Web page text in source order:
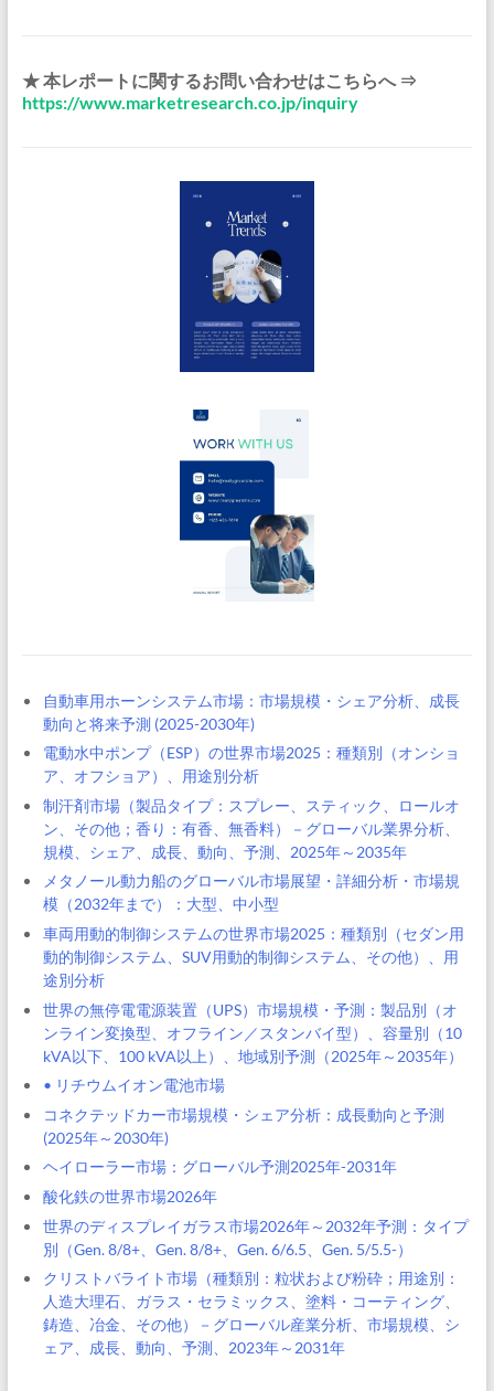
★ 本レポートに関するお問い合わせはこちらへ ⇒
https://www.marketresearch.co.jp/inquiry
自動車用ホーンシステム市場：市場規模・シェア分析、成長
動向と将来予測 (2025-2030年)
電動水中ポンプ（ESP）の世界市場2025：種類別（オンショ
ア、オフショア）、用途別分析
制汗剤市場（製品タイプ：スプレー、スティック、ロールオ
ン、その他；香り：有香、無香料）－グローバル業界分析、
規模、シェア、成長、動向、予測、2025年～2035年
メタノール動力船のグローバル市場展望・詳細分析・市場規
模（2032年まで）：大型、中小型
車両用動的制御システムの世界市場2025：種類別（セダン用
動的制御システム、SUV用動的制御システム、その他）、用
途別分析
世界の無停電電源装置（UPS）市場規模・予測：製品別（オ
ンライン変換型、オフライン／スタンバイ型）、容量別（10
kVA以下、100 kVA以上）、地域別予測（2025年～2035年）
• リチウムイオン電池市場
コネクテッドカー市場規模・シェア分析：成長動向と予測
(2025年～2030年)
ヘイローラー市場：グローバル予測2025年-2031年
酸化鉄の世界市場2026年
世界のディスプレイガラス市場2026年～2032年予測：タイプ
別（Gen. 8/8+、Gen. 8/8+、Gen. 6/6.5、Gen. 5/5.5-）
クリストバライト市場（種類別：粒状および粉砕；用途別：
人造大理石、ガラス・セラミックス、塗料・コーティング、
鋳造、冶金、その他）－グローバル産業分析、市場規模、シ
ェア、成長、動向、予測、2023年～2031年